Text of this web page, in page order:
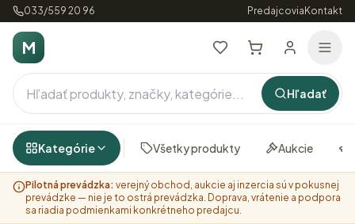
033/559 20 96 Predajcovia Kontakt
M
Hľadať
Kategórie Všetky produkty Aukcie
Pilotná prevádzka: verejný obchod, aukcie aj inzercia sú v pokusnej
prevádzke — nie je to ostrá prevádzka. Doprava, vrátenie a podpora
sa riadia podmienkami konkrétneho predajcu.